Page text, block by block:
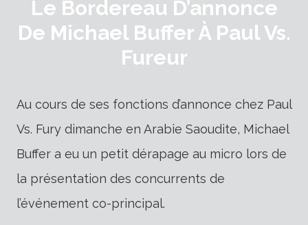
Le Bordereau D’annonce
De Michael Buffer À Paul Vs.
Fureur
Au cours de ses fonctions d’annonce chez Paul
Vs. Fury dimanche en Arabie Saoudite, Michael
Buffer a eu un petit dérapage au micro lors de
la présentation des concurrents de
l’événement co-principal.